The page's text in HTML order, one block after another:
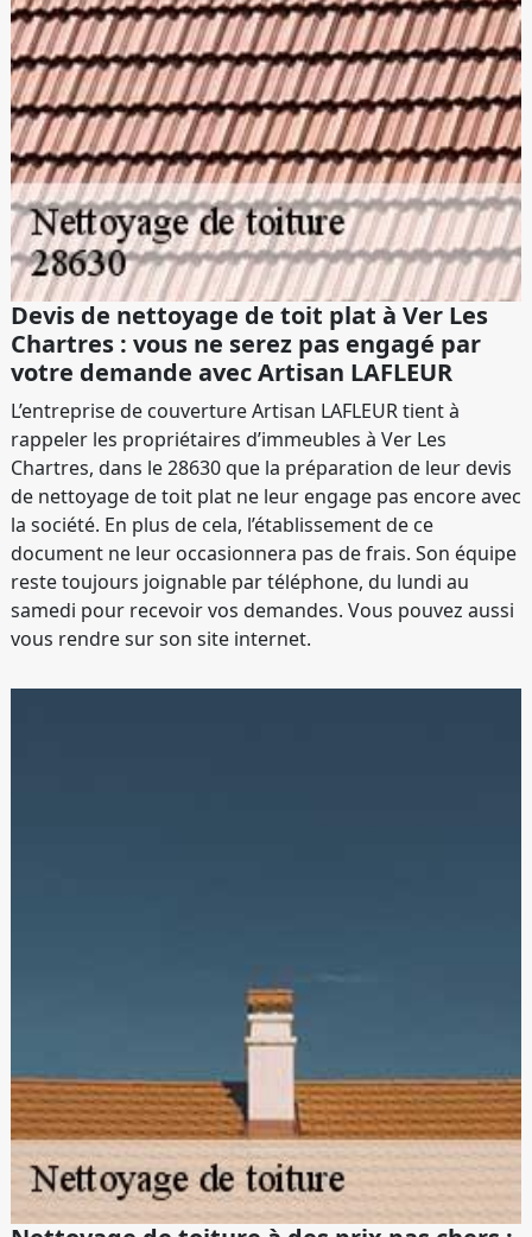
Devis de nettoyage de toit plat à Ver Les
Chartres : vous ne serez pas engagé par
votre demande avec Artisan LAFLEUR
L’entreprise de couverture Artisan LAFLEUR tient à
rappeler les propriétaires d’immeubles à Ver Les
Chartres, dans le 28630 que la préparation de leur devis
de nettoyage de toit plat ne leur engage pas encore avec
la société. En plus de cela, l’établissement de ce
document ne leur occasionnera pas de frais. Son équipe
reste toujours joignable par téléphone, du lundi au
samedi pour recevoir vos demandes. Vous pouvez aussi
vous rendre sur son site internet.